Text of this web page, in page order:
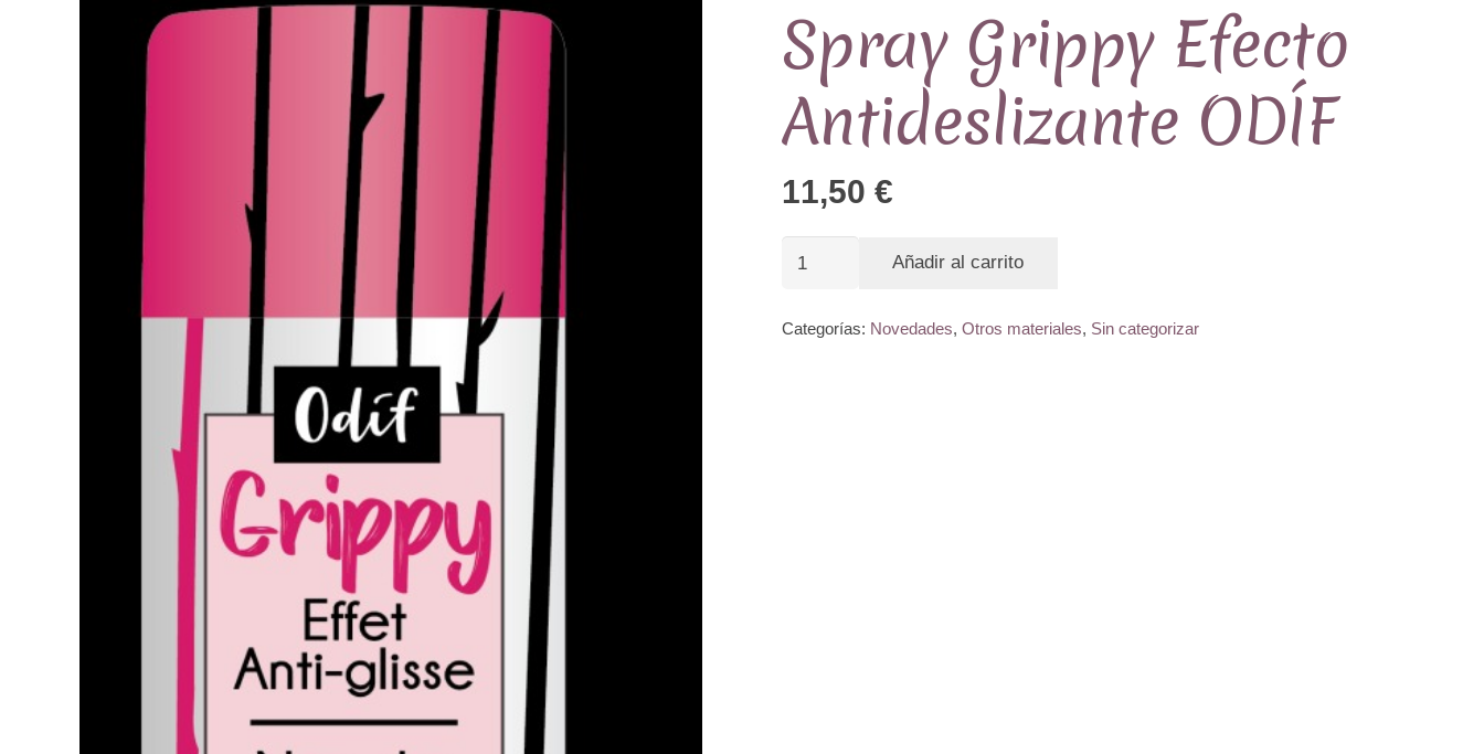
Spray Grippy Efecto
Antideslizante ODÍF
11,50 €
Spray
Efecto
Añadir al carrito
Categorías: Novedades, Otros materiales, Sin categorizar